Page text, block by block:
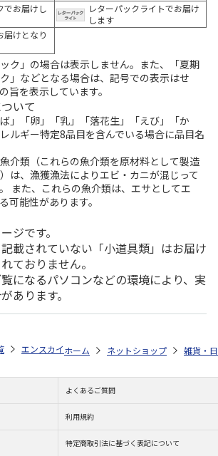
でお届けし
レターパックライトでお届け
します
届けとなり
ク」の場合は表示しません。また、「夏期
」などとなる場合は、記号での表示はせ
旨を表示しています。
いて
」「卵」「乳」「落花生」「えび」「か
ルギー特定8品目を含んでいる場合に品目名
介類（これらの魚介類を原材料として製造
は、漁獲漁法によりエビ・カニが混じって
また、これらの魚介類は、エサとしてエ
可能性があります。
ジです。
載されていない「小道具類」はお届け
ておりません。
になるパソコンなどの環境により、実
あります。
エンスカイ （二次）大谷翔平×高崎だるま グ
ホーム ネットショップ 雑貨・
よくあるご質問
利用規約
特定商取引法に基づく表記について